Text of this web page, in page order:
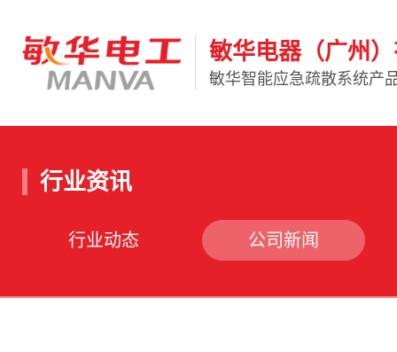
敏华电器（广州
敏华智能应急疏散系统产
行业资讯
行业动态 公司新闻